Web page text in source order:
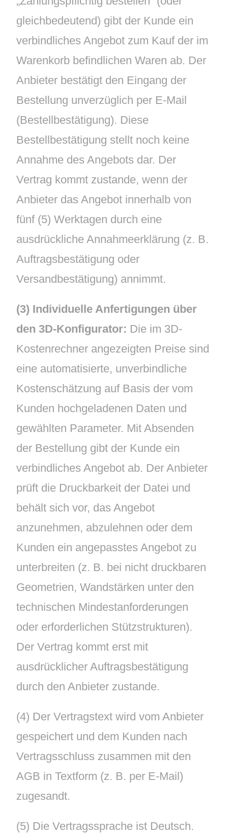
gleichbedeutend) gibt der Kunde ein
verbindliches Angebot zum Kauf der im
Warenkorb befindlichen Waren ab. Der
Anbieter bestätigt den Eingang der
Bestellung unverzüglich per E-Mail
(Bestellbestätigung). Diese
Bestellbestätigung stellt noch keine
Annahme des Angebots dar. Der
Vertrag kommt zustande, wenn der
Anbieter das Angebot innerhalb von
fünf (5) Werktagen durch eine
ausdrückliche Annahmeerklärung (z. B.
Auftragsbestätigung oder
Versandbestätigung) annimmt.
(3) Individuelle Anfertigungen über
den 3D-Konfigurator: Die im 3D-
Kostenrechner angezeigten Preise sind
eine automatisierte, unverbindliche
Kostenschätzung auf Basis der vom
Kunden hochgeladenen Daten und
gewählten Parameter. Mit Absenden
der Bestellung gibt der Kunde ein
verbindliches Angebot ab. Der Anbieter
prüft die Druckbarkeit der Datei und
behält sich vor, das Angebot
anzunehmen, abzulehnen oder dem
Kunden ein angepasstes Angebot zu
unterbreiten (z. B. bei nicht druckbaren
Geometrien, Wandstärken unter den
technischen Mindestanforderungen
oder erforderlichen Stützstrukturen).
Der Vertrag kommt erst mit
ausdrücklicher Auftragsbestätigung
durch den Anbieter zustande.
(4) Der Vertragstext wird vom Anbieter
gespeichert und dem Kunden nach
Vertragsschluss zusammen mit den
AGB in Textform (z. B. per E-Mail)
zugesandt.
(5) Die Vertragssprache ist Deutsch.